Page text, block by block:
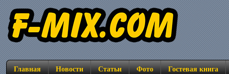
Главная Новости Статьи Фото Гостевая книга